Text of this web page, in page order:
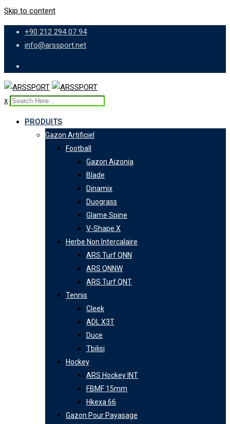
Skip to content
+90 212 294 07 94
info@arssport.net
x
PRODUITS
Gazon Artificiel
Football
Gazon Aizonia
Blade
Dinamix
Duograss
Glame Spine
V-Shape X
Herbe Non Intercalaire
ARS Turf QNN
ARS QNNW
ARS Turf QNT
Tennis
Cleek
ADL X3T
Duce
Tbilisi
Hockey
ARS Hockey INT
FBMF 15mm
Hkexa 66
Gazon Pour Payasage